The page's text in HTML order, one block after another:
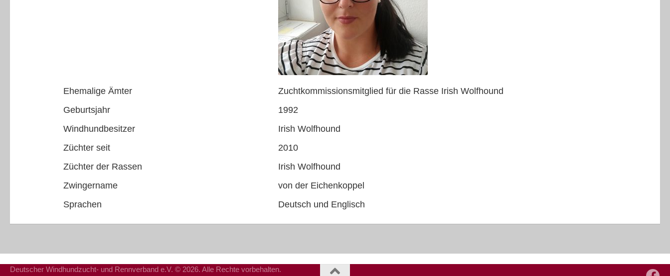
Ehemalige Ämter
Zuchtkommissionsmitglied für die Rasse Irish Wolfhound
Geburtsjahr
1992
Windhundbesitzer
Irish Wolfhound
Züchter seit
2010
Züchter der Rassen
Irish Wolfhound
Zwingername
von der Eichenkoppel
Sprachen
Deutsch und Englisch
Deutscher Windhundzucht- und Rennverband e.V. © 2026. Alle Rechte vorbehalten.